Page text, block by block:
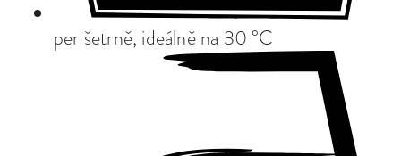
per šetrně, ideálně na 30 °C